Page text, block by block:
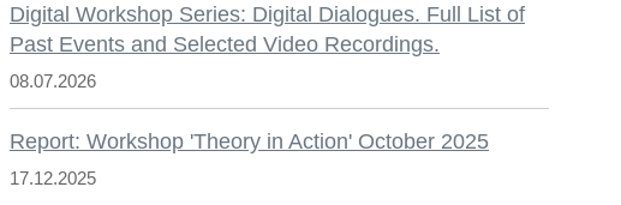
Digital Workshop Series: Digital Dialogues. Full List of
Past Events and Selected Video Recordings.
08.07.2026
Report: Workshop 'Theory in Action' October 2025
17.12.2025